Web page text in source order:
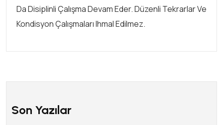
Da Disiplinli Çalışma Devam Eder. Düzenli Tekrarlar Ve
Kondisyon Çalışmaları Ihmal Edilmez.
Son Yazılar